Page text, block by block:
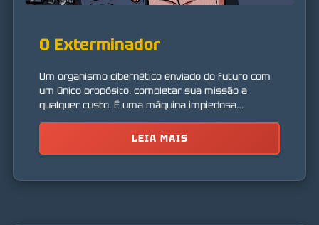
O Exterminador
Um organismo cibernético enviado do futuro com
um único propósito: completar sua missão a
qualquer custo. É uma máquina impiedosa
LEIA MAIS